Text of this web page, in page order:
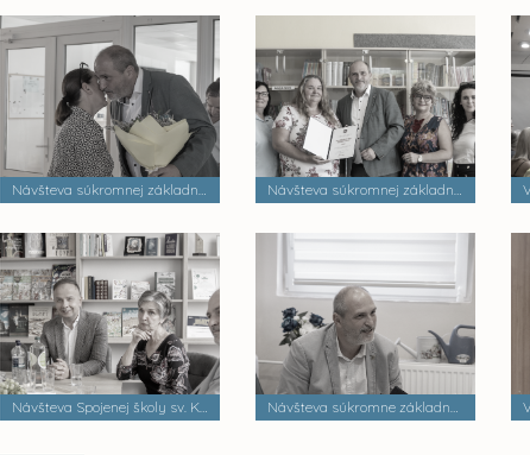
Návšteva súkromnej základnej školy Dobrá škola n.o. Návšteva súkromnej základnej školy Palackého
Návšteva Spojenej školy sv. Košických mučeníkov Návšteva súkromne základnej školy